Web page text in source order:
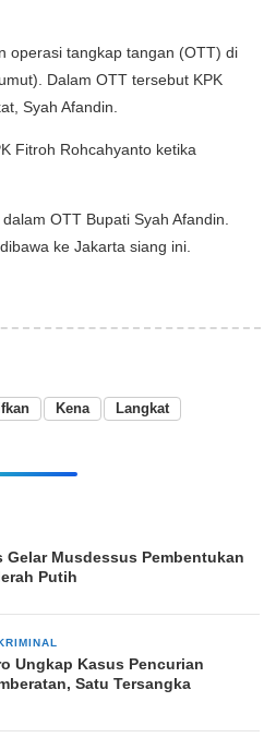
operasi tangkap tangan (OTT) di
Dalam OTT tersebut KPK
Syah Afandin.
Fitroh Rohcahyanto ketika
OTT Bupati Syah Afandin.
ke Jakarta siang ini.
Kena Langkat
Gelar Musdessus Pembentukan
Putih
Ungkap Kasus Pencurian
Satu Tersangka